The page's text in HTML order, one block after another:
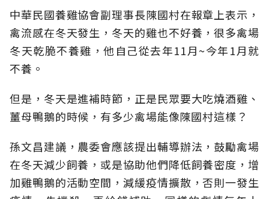
中華民國養雞協會副理事長陳國村在報章上表示，
禽流感在冬天發生，冬天的雞也不好養，很多禽場
冬天乾脆不養雞，他自己從去年11月~今年1月就
不養。
但是，冬天是進補時節，正是民眾要大吃燒酒雞、
薑母鴨鵝的時候，有多少禽場能像陳國村這樣？
孫文昌建議，農委會應該提出輔導辦法，鼓勵禽場
在冬天減少飼養，或是協助他們降低飼養密度，增
加雞鴨鵝的活動空間，減緩疫情擴散，否則一發生